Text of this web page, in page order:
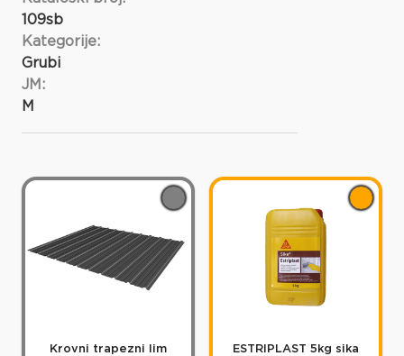
109sb
Kategorije:
Grubi
JM:
M
Krovni trapezni lim
ESTRIPLAST 5kg sika